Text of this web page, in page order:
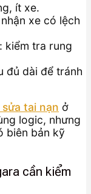
ít xe.
xe có lệch
kiểm tra rung
đủ dài để tránh
tai nạn ở
logic, nhưng
biên bản kỹ
cần kiểm